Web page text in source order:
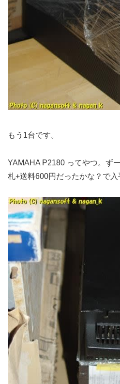
もう1台です。
YAMAHA P2180 ってやつ。ず
札+送料600円だったかな？で入